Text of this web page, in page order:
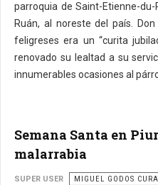
parroquia de Saint-Etienne-
Ruán, al noreste del país.
feligreses era un “curita
renovado su lealtad a su
innumerables ocasiones al
Semana Santa en
malarrabia
SUPER USER MIGUEL GODOS